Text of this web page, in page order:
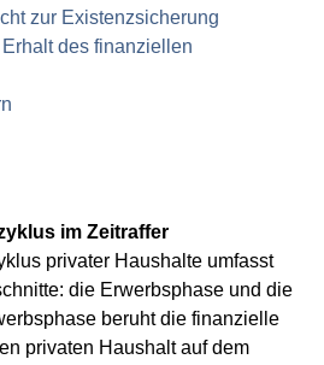
zur Existenzsicherung
des finanziellen
im Zeitraffer
privater Haushalte umfasst
die Erwerbsphase und die
beruht die finanzielle
privaten Haushalt auf dem